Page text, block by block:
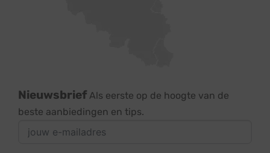
Nieuwsbrief Als eerste op de hoogte van de
beste aanbiedingen en tips.